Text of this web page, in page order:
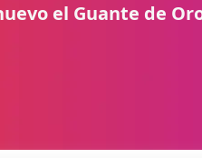
el Guante de